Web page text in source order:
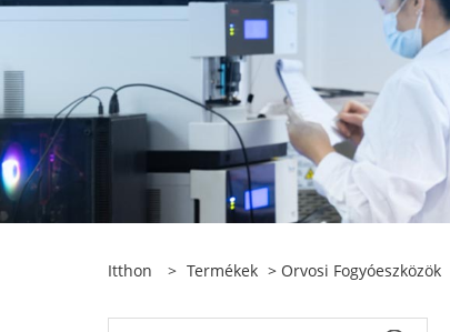
Itthon > Termékek > Orvosi Fogyóeszközök